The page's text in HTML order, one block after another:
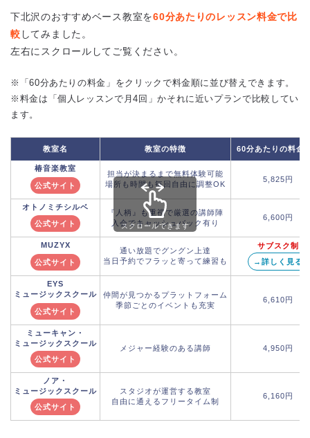
下北沢のおすすめベース教室を60分あたりのレッスン料金で比
較 してみました。
左右にスクロールしてご覧ください。
※「60分あたりの料金」をクリックで料金順に並び替えできます。
※料金は「個人レッスンで月4回」かそれに近いプランで比較してい
ます。
教室名 教室の特徴 60分あたりの料金
椿音楽教室
公式サイト
担当が決まるまで無料体験可能
場所も時間も毎回自由に調整OK
5,825円
オトノミチシルベ
公式サイト
『人柄』も重視で厳選の講師陣
入会でキャッシュバック有り
6,600円
MUZYX
公式サイト
通い放題でグングン上達
当日予約でフラッと寄って練習も
サブスク制
→詳しく見る
EYS
ミュージックスクール
公式サイト
仲間が見つかるプラットフォーム
季節ごとのイベントも充実
6,610円
ミューキャン・
ミュージックスクール
公式サイト
メジャー経験のある講師 4,950円
ノア・
ミュージックスクール
公式サイト
スタジオが運営する教室
自由に通えるフリータイム制
6,160円
スクロールできます